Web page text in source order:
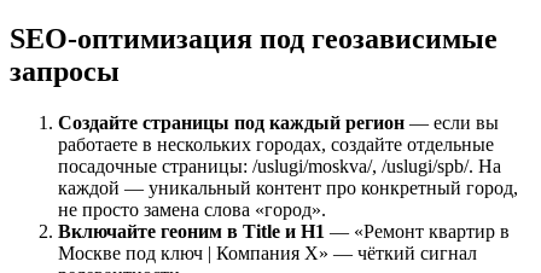
SEO-оптимизация под геозависимые
запросы
Создайте страницы под каждый регион — если вы
работаете в нескольких городах, создайте отдельные
посадочные страницы: /uslugi/moskva/, /uslugi/spb/. На
каждой — уникальный контент про конкретный город,
не просто замена слова «город».
Включайте геоним в Title и H1 — «Ремонт квартир в
Москве под ключ | Компания X» — чёткий сигнал